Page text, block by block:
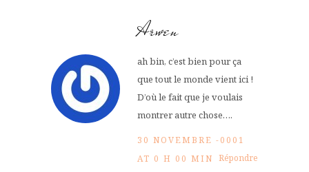
Arwen
ah bin, c’est bien pour ça
que tout le monde vient ici !
D’où le fait que je voulais
montrer autre chose….
30 NOVEMBRE -0001
AT 0 H 00 MIN Répondre